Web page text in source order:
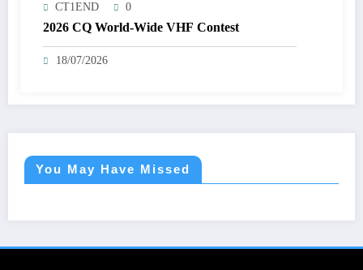
CT1END 0
2026 CQ World-Wide VHF Contest
18/07/2026
You May Have Missed